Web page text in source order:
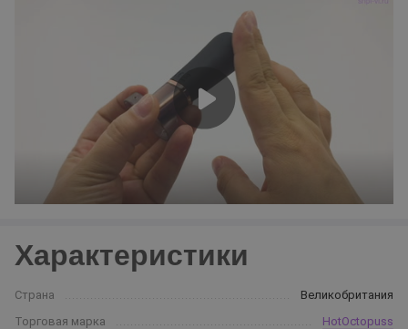
Характеристики
Страна
Великобритания
Торговая марка
HotOctopuss